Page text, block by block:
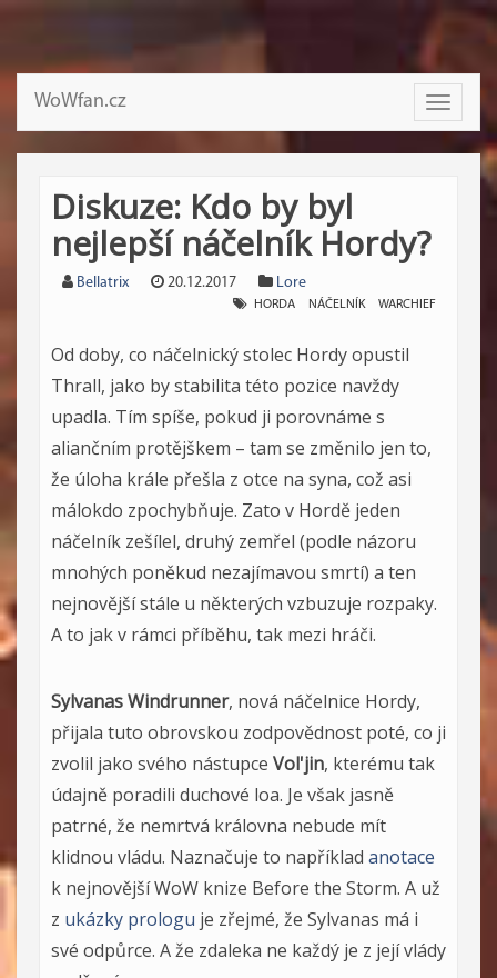
Toggle
WoWfan.cz
Diskuze: Kdo by byl
nejlepší náčelník Hordy?
Bellatrix 20.12.2017 Lore
HORDA NÁČELNÍK WARCHIEF
Od doby, co náčelnický stolec Hordy opustil
Thrall, jako by stabilita této pozice navždy
upadla. Tím spíše, pokud ji porovnáme s
aliančním protějškem – tam se změnilo jen to,
že úloha krále přešla z otce na syna, což asi
málokdo zpochybňuje. Zato v Hordě jeden
náčelník zešílel, druhý zemřel (podle názoru
mnohých poněkud nezajímavou smrtí) a ten
nejnovější stále u některých vzbuzuje rozpaky.
A to jak v rámci příběhu, tak mezi hráči.
Sylvanas Windrunner, nová náčelnice Hordy,
přijala tuto obrovskou zodpovědnost poté, co ji
zvolil jako svého nástupce Vol'jin, kterému tak
údajně poradili duchové loa. Je však jasně
patrné, že nemrtvá královna nebude mít
klidnou vládu. Naznačuje to například anotace
k nejnovější WoW knize Before the Storm. A už
z ukázky prologu je zřejmé, že Sylvanas má i
své odpůrce. A že zdaleka ne každý je z její vlády